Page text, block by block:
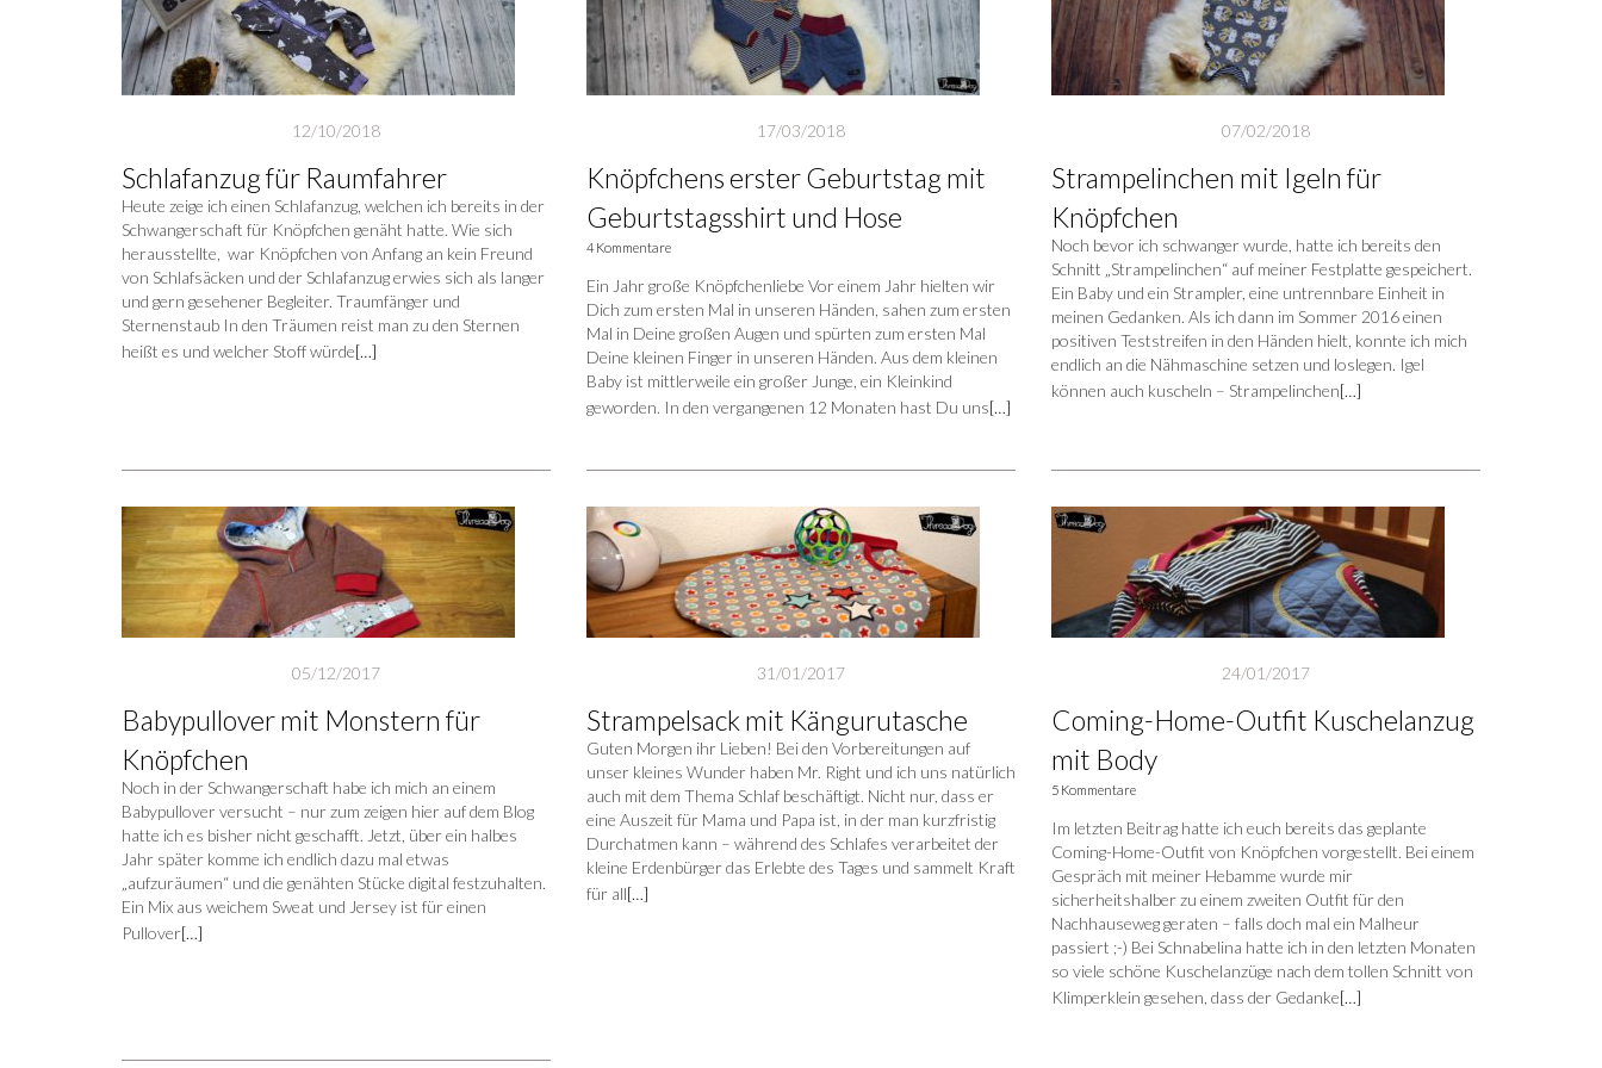
12/10/2018
Schlafanzug für Raumfahrer
Heute zeige ich einen Schlafanzug, welchen ich bereits in der
Schwangerschaft für Knöpfchen genäht hatte. Wie sich
herausstellte, war Knöpfchen von Anfang an kein Freund
von Schlafsäcken und der Schlafanzug erwies sich als langer
und gern gesehener Begleiter. Traumfänger und
Sternenstaub In den Träumen reist man zu den Sternen
heißt es und welcher Stoff würde[…]
17/03/2018
Knöpfchens erster Geburtstag mit
Geburtstagsshirt und Hose
4 Kommentare
Ein Jahr große Knöpfchenliebe Vor einem Jahr hielten wir
Dich zum ersten Mal in unseren Händen, sahen zum ersten
Mal in Deine großen Augen und spürten zum ersten Mal
Deine kleinen Finger in unseren Händen. Aus dem kleinen
Baby ist mittlerweile ein großer Junge, ein Kleinkind
geworden. In den vergangenen 12 Monaten hast Du uns[…]
07/02/2018
Strampelinchen mit Igeln für
Knöpfchen
Noch bevor ich schwanger wurde, hatte ich bereits den
Schnitt „Strampelinchen“ auf meiner Festplatte gespeichert.
Ein Baby und ein Strampler, eine untrennbare Einheit in
meinen Gedanken. Als ich dann im Sommer 2016 einen
positiven Teststreifen in den Händen hielt, konnte ich mich
endlich an die Nähmaschine setzen und loslegen. Igel
können auch kuscheln – Strampelinchen[…]
05/12/2017
Babypullover mit Monstern für
Knöpfchen
Noch in der Schwangerschaft habe ich mich an einem
Babypullover versucht – nur zum zeigen hier auf dem Blog
hatte ich es bisher nicht geschafft. Jetzt, über ein halbes
Jahr später komme ich endlich dazu mal etwas
„aufzuräumen“ und die genähten Stücke digital festzuhalten.
Ein Mix aus weichem Sweat und Jersey ist für einen
Pullover[…]
31/01/2017
Strampelsack mit Kängurutasche
Guten Morgen ihr Lieben! Bei den Vorbereitungen auf
unser kleines Wunder haben Mr. Right und ich uns natürlich
auch mit dem Thema Schlaf beschäftigt. Nicht nur, dass er
eine Auszeit für Mama und Papa ist, in der man kurzfristig
Durchatmen kann – während des Schlafes verarbeitet der
kleine Erdenbürger das Erlebte des Tages und sammelt Kraft
für all[…]
24/01/2017
Coming-Home-Outfit Kuschelanzug
mit Body
5 Kommentare
Im letzten Beitrag hatte ich euch bereits das geplante
Coming-Home-Outfit von Knöpfchen vorgestellt. Bei einem
Gespräch mit meiner Hebamme wurde mir
sicherheitshalber zu einem zweiten Outfit für den
Nachhauseweg geraten – falls doch mal ein Malheur
passiert ;-) Bei Schnabelina hatte ich in den letzten Monaten
so viele schöne Kuschelanzüge nach dem tollen Schnitt von
Klimperklein gesehen, dass der Gedanke[…]